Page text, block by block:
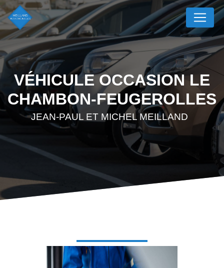
VÉHICULE OCCASION LE
CHAMBON-FEUGEROLLES
JEAN-PAUL ET MICHEL MEILLAND
Panneau de gestion des cookies